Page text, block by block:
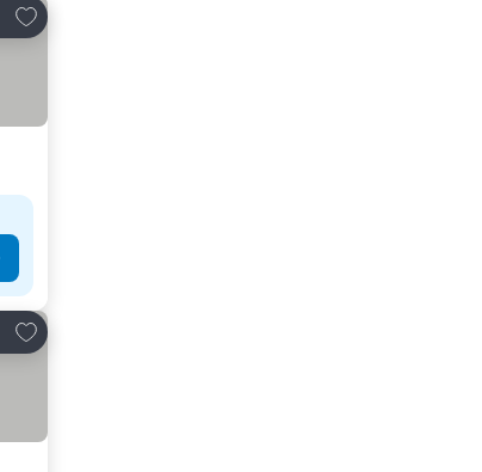
Adicionar aos favoritos
Adicionar aos favoritos